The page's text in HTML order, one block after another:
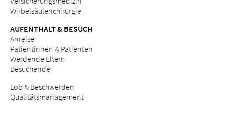
Wirbelsäulenchirurgie
AUFENTHALT & BESUCH
Anreise
Patientinnen & Patienten
Werdende Eltern
Besuchende
Lob & Beschwerden
Qualitätsmanagement